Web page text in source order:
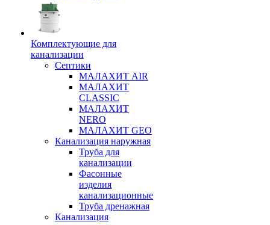
Комплектующие для
канализации
Септики
МАЛАХИТ AIR
МАЛАХИТ
CLASSIC
МАЛАХИТ
NERO
МАЛАХИТ GEO
Канализация наружная
Труба для
канализации
Фасонные
изделия
канализационные
Труба дренажная
Канализация